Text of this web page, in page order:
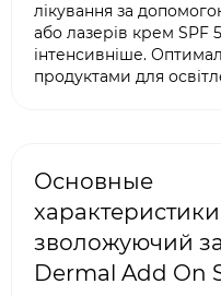
лікування за
або лазерів крем SPF
інтенсивніше.
продуктами для
Основные
зволожуючий
Dermal Add On